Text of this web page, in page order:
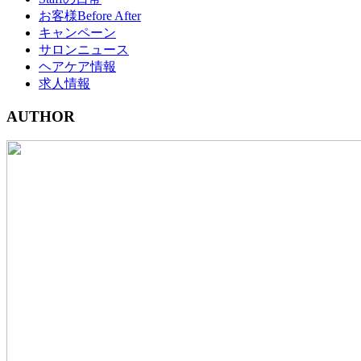
お客様Before After
キャンペーン
サロンニュース
ヘアケア情報
求人情報
AUTHOR